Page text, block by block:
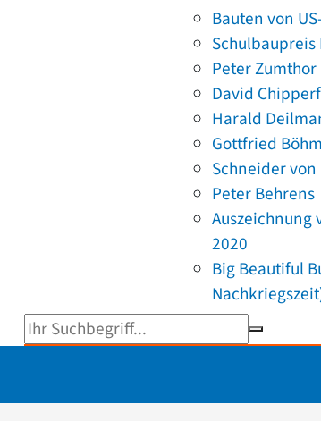
Bauten von
Schulbaupreis
Peter Zumthor
David
Harald
Gottfried Böhm
Schneider von
Peter Behrens
Auszeichnung
2020
Big Beautiful
Suchbegriff eingeben